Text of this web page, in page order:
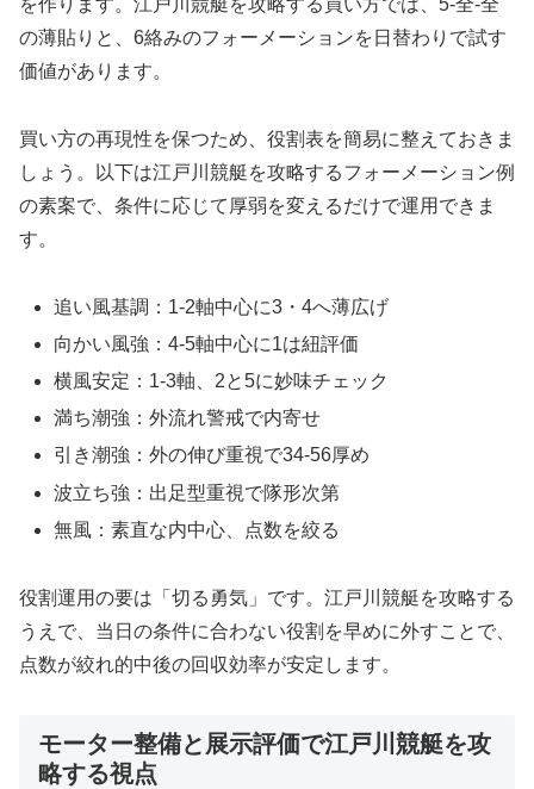
を作ります。江戸川競艇を攻略する買い方では、5-全-全
の薄貼りと、6絡みのフォーメーションを日替わりで試す
価値があります。
買い方の再現性を保つため、役割表を簡易に整えておきま
しょう。以下は江戸川競艇を攻略するフォーメーション例
の素案で、条件に応じて厚弱を変えるだけで運用できま
す。
追い風基調：1-2軸中心に3・4へ薄広げ
向かい風強：4-5軸中心に1は紐評価
横風安定：1-3軸、2と5に妙味チェック
満ち潮強：外流れ警戒で内寄せ
引き潮強：外の伸び重視で34-56厚め
波立ち強：出足型重視で隊形次第
無風：素直な内中心、点数を絞る
役割運用の要は「切る勇気」です。江戸川競艇を攻略する
うえで、当日の条件に合わない役割を早めに外すことで、
点数が絞れ的中後の回収効率が安定します。
モーター整備と展示評価で江戸川競艇を攻
略する視点